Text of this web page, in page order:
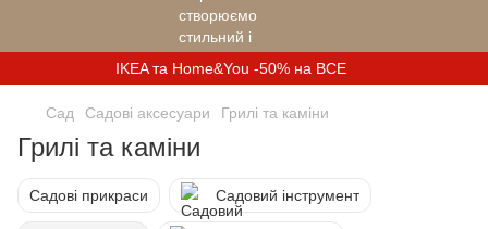
IKEA та Home&You -50% на ВСЕ
Сад Садові аксесуари Грилі та каміни
Грилі та каміни
Садові прикраси Садовий інструмент